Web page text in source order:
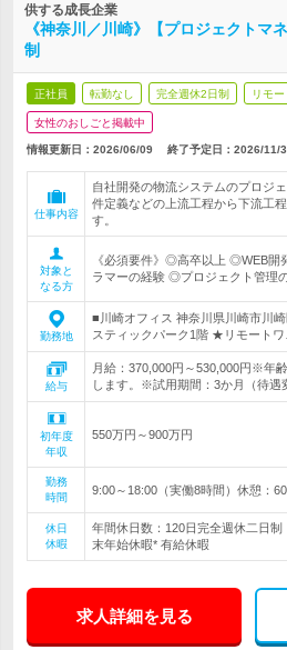
供する成長企業
《神奈川／川崎》【プロジェクトマ
制
正社員 転勤なし 完全週休2日制 リモ
女性のおしごと掲載中
情報更新日：2026/06/09 終了予定日： 2026/11/
仕事内容
自社開発の物流システムのプロジ
件定義などの上流工程から下流工
す。
対象と
なる方
《必須要件》◎高卒以上 ◎WEB
ラマーの経験 ◎プロジェクト管理
勤務地
■川崎オフィス 神奈川県川崎市川
スティックパーク1階 ★リモートワ
給与
月給：370,000円～530,000円※年
します。※試用期間：3か月（待遇
初年度
年収
550万円～900万円
勤務
時間
9:00～18:00（実働8時間）休憩：
休日
休暇
年間休日数：120日完全週休二日
末年始休暇* 有給休暇
求人詳細を見る